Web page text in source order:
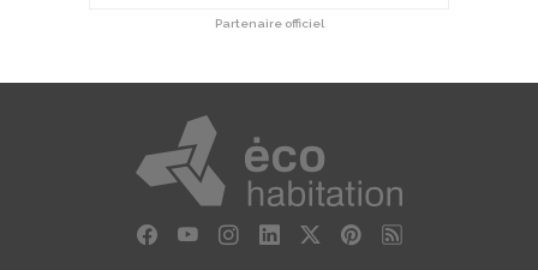
Partenaire officiel